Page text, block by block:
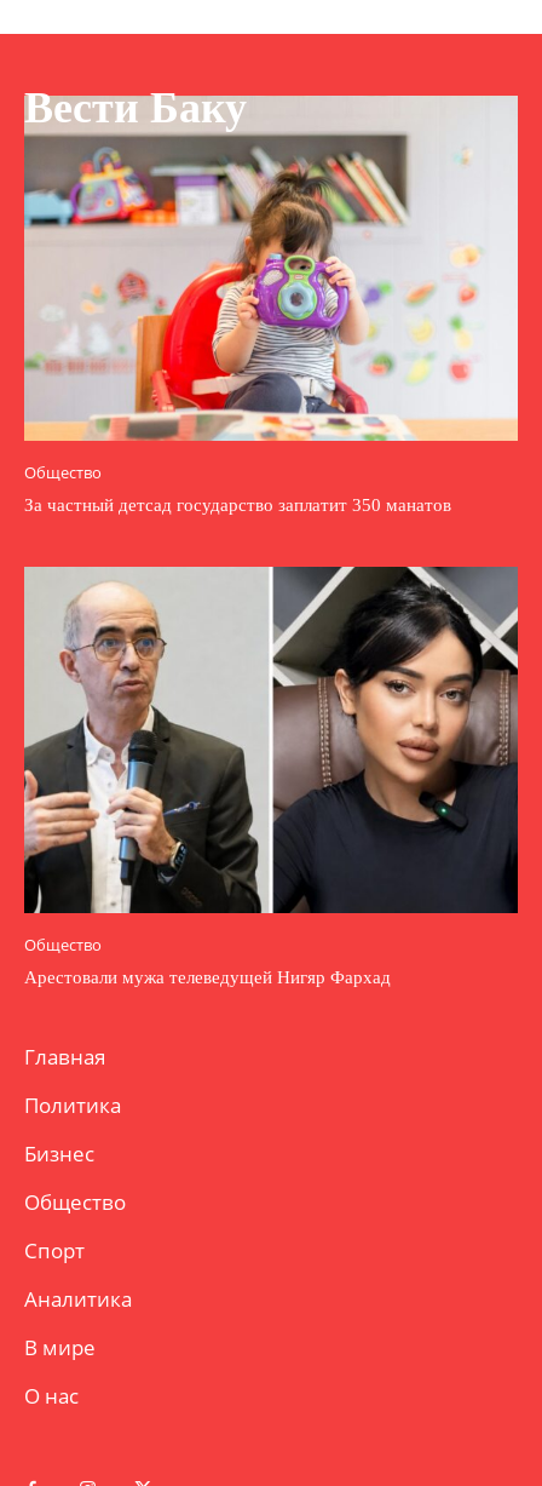
Вести Баку
Общество
За частный детсад государство заплатит 350 манатов
Общество
Арестовали мужа телеведущей Нигяр Фархад
Главная
Политика
Бизнес
Общество
Спорт
Аналитика
В мире
О нас